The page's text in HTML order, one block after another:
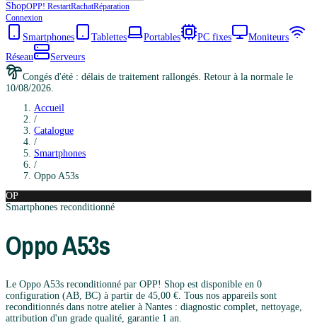
ShopOPP! RestartRachatRéparation
Connexion
Smartphones Tablettes Portables PC fixes
Moniteurs
Réseau
Serveurs
Congés d'été : délais de traitement rallongés. Retour à la normale le
10/08/2026.
Accueil
/
Catalogue
/
Smartphones
/
Oppo A53s
OP
Smartphones reconditionné
OppoA53s
Le Oppo A53s reconditionné par OPP! Shop est disponible en 0
configuration (AB, BC) à partir de 45,00 €. Tous nos appareils sont
reconditionnés dans notre atelier à Nantes : diagnostic complet, nettoyage,
attribution d'un grade qualité, garantie 1 an.